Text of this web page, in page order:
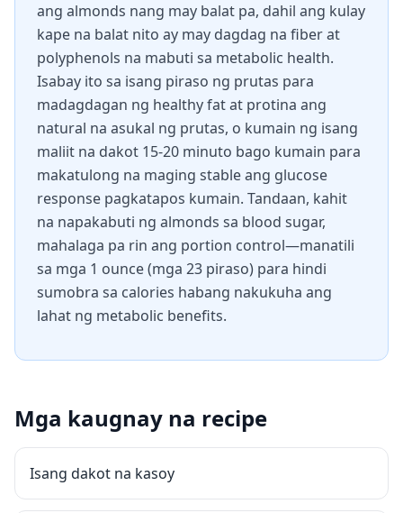
ang almonds nang may balat pa, dahil ang kulay
kape na balat nito ay may dagdag na fiber at
polyphenols na mabuti sa metabolic health.
Isabay ito sa isang piraso ng prutas para
madagdagan ng healthy fat at protina ang
natural na asukal ng prutas, o kumain ng isang
maliit na dakot 15-20 minuto bago kumain para
makatulong na maging stable ang glucose
response pagkatapos kumain. Tandaan, kahit
na napakabuti ng almonds sa blood sugar,
mahalaga pa rin ang portion control—manatili
sa mga 1 ounce (mga 23 piraso) para hindi
sumobra sa calories habang nakukuha ang
lahat ng metabolic benefits.
Mga kaugnay na recipe
Isang dakot na kasoy